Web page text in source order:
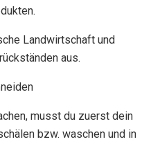
Landwirtschaft und
aus.
musst du zuerst dein
bzw. waschen und in